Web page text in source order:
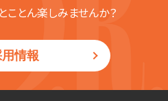
とん楽しみませんか？
情報